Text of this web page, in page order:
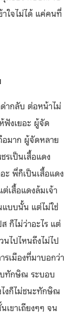
าใจไม่ได้ แค่คนที่
ากลับ ต่อหน้าไม่
ฟังเยอะ ผู้จัด
อมาก ผู้จัดหลาย
รเป็นเสื้อแดง
ะ พี่ก็เป็นเสื้อแดง
เสื้อแดงล้มเจ้า
แบบนั้น แต่ไม่ใช่
ก็ไม่ว่าอะไร แต่
นไปไหนถึงไม่ไป
รเมืองที่มาบอกว่า
บทักษิณ ระบอบ
งก็ไม่ชนะทักษิณ
เขาเถียงๆๆ จน